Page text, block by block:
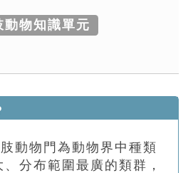
動物知識單元
動物門為動物界中種類
分布範圍最廣的類群，